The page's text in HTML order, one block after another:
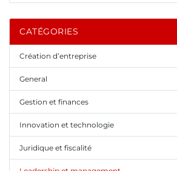
CATÉGORIES
Création d’entreprise
General
Gestion et finances
Innovation et technologie
Juridique et fiscalité